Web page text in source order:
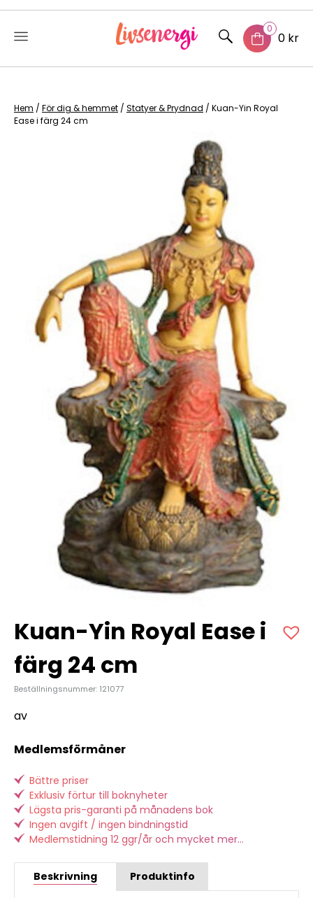
content
0
0 kr
Hem / För dig & hemmet / Statyer & Prydnad / Kuan-Yin Royal
Ease i färg 24 cm
Kuan-Yin Royal Ease i
färg 24 cm
Beställningsnummer: 121077
av
Medlemsförmåner
Bättre priser
Exklusiv förtur till boknyheter
Lägsta pris-garanti på månadens bok
Ingen avgift / ingen bindningstid
Medlemstidning 12 ggr/år och mycket mer...
Beskrivning Produktinfo